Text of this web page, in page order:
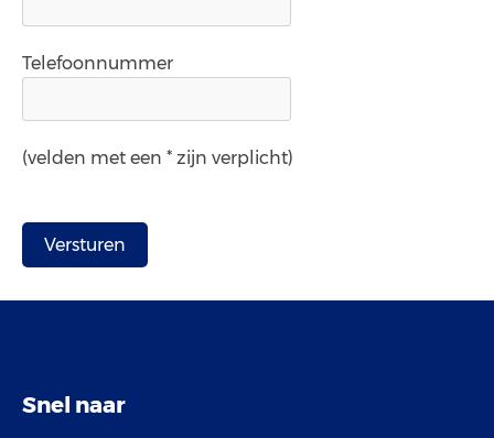
Telefoonnummer
(velden met een * zijn verplicht)
Snel naar